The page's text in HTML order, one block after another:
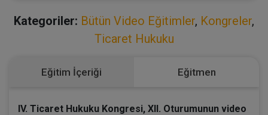
Kategoriler: Bütün Video Eğitimler, Kongreler,
Ticaret Hukuku
Eğitim İçeriği Eğitmen
IV. Ticaret Hukuku Kongresi, XII. Oturumunun video